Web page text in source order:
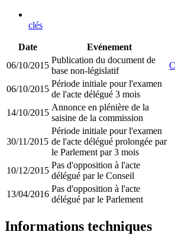
clés
Date Evénement
06/10/2015
Publication du document de
base non-législatif
06/10/2015
Période initiale pour l'examen
de l'acte délégué 3 mois
14/10/2015
Annonce en plénière de la
saisine de la commission
30/11/2015
Période initiale pour l'examen
de l'acte délégué prolongée par
le Parlement par 3 mois
10/12/2015
Pas d'opposition à l'acte
délégué par le Conseil
13/04/2016
Pas d'opposition à l'acte
délégué par le Parlement
Informations techniques